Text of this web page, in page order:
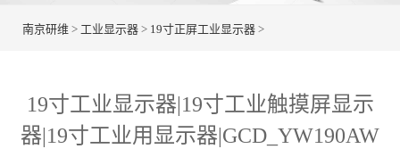
南京研维 > 工业显示器 > 19寸正屏工业显示器 >
19寸工业显示器|19寸工业触摸屏显示
器|19寸工业用显示器|GCD_YW190AW